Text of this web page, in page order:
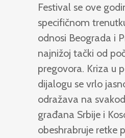
Festival se ove
specifičnom
odnosi Beograda i
najnižoj tački od
pregovora. Kriza u
dijalogu se vrlo
odražava na
građana Srbije i
obeshrabruje retke